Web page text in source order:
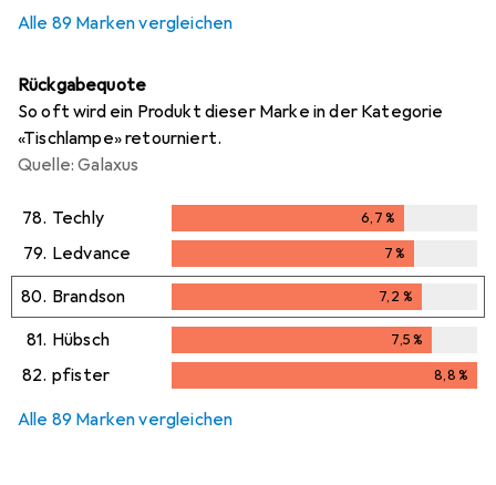
Alle 89 Marken vergleichen
Rückgabequote
So oft wird ein Produkt dieser Marke in der Kategorie
«Tischlampe» retourniert.
Quelle: Galaxus
78. Techly 6,7%
79. Ledvance 7%
80. Brandson 7,2 %
81. Hübsch 7,5%
7,5%
82. pfister 8,8%
Alle 89 Marken vergleichen